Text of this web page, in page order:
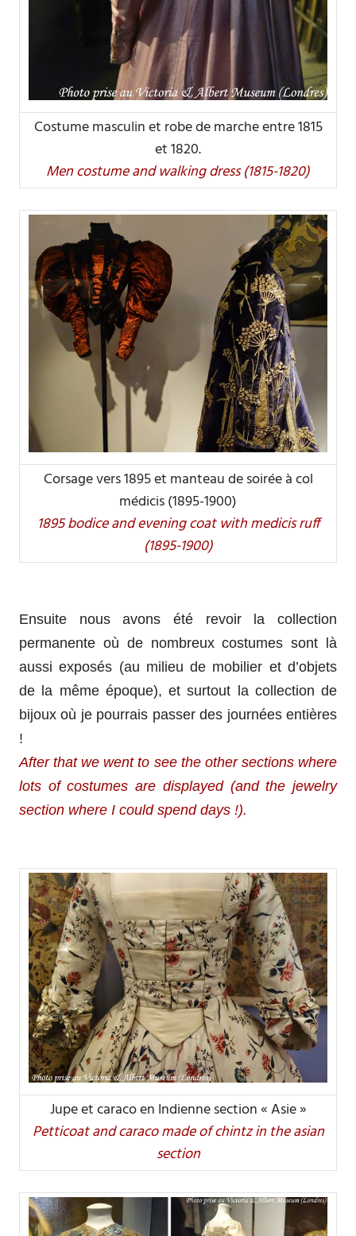
Costume masculin et robe de marche entre 1815
et 1820.
Men costume and walking dress (1815-1820)
Corsage vers 1895 et manteau de soirée à col
médicis (1895-1900)
1895 bodice and evening coat with medicis ruff
(1895-1900)
Ensuite nous avons été revoir la collection
permanente où de nombreux costumes sont là
aussi exposés (au milieu de mobilier et d’objets
de la même époque), et surtout la collection de
bijoux où je pourrais passer des journées entières
!
After that we went to see the other sections where
lots of costumes are displayed (and the jewelry
section where I could spend days !).
Jupe et caraco en Indienne section « Asie »
Petticoat and caraco made of chintz in the asian
section